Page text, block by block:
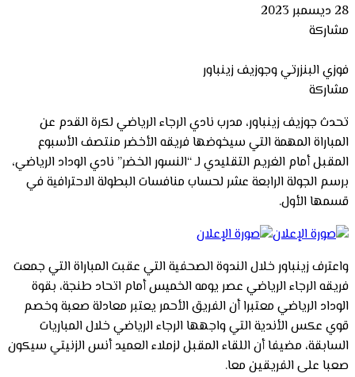
28 ديسمبر 2023
مشاركة
فوزي البنزرتي وجوزيف زينباور
مشاركة
تحدث جوزيف زينباور، مدرب نادي الرجاء الرياضي لكرة القدم عن
المباراة المهمة التي سيخوضها فريقه الأخضر منتصف الأسبوع
المقبل أمام الغريم التقليدي لـ “النسور الخضر” نادي الوداد الرياضي،
برسم الجولة الرابعة عشر لحساب منافسات البطولة الاحترافية في
قسمها الأول.
واعترف زينباور خلال الندوة الصحفية التي عقبت المباراة التي جمعت
فريقه الرجاء الرياضي عصر يومه الخميس أمام اتحاد طنجة، بقوة
الوداد الرياضي معتبرا أن الفريق الأحمر يعتبر معادلة صعبة وخصم
قوي عكس الأندية التي واجهها الرجاء الرياضي خلال المباريات
السابقة، مضيفا أن اللقاء المقبل لزملاء العميد أنس الزنيتي سيكون
صعبا على الفريقين معا.